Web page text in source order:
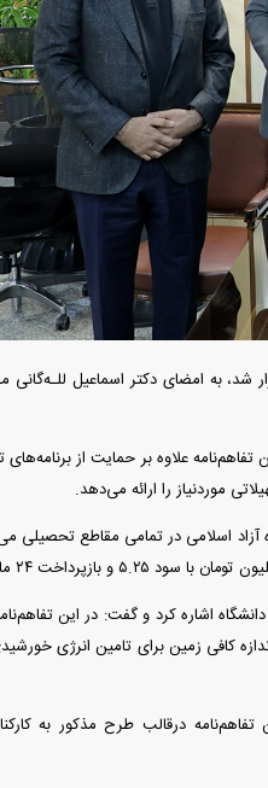
به امضای دکتر اسماعیل للـه‌گانی
علاوه بر حمایت از برنامه‌های
موردنیاز را ارائه می‌دهد.
آزاد اسلامی در تمامی مقاطع تحصیلی
اشاره کرد و گفت: در این
کافی زمین برای تامین انرژی
درقالب طرح مذکور به
قیمت خودرو وارد فاز جدید شد/
واکنش بازار به تحولات سیاسی +
رونمایی کرد